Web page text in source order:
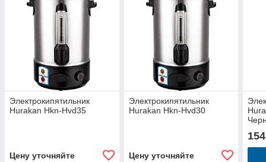
Электрокипятильник
Hurakan Hkn-Hvd35
Цену уточняйте
Электрокипятильник
Hurakan Hkn-Hvd30
Цену уточняйте